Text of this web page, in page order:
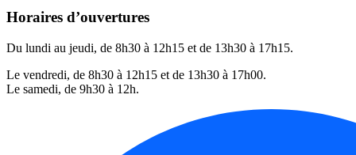
Horaires d’ouvertures
Du lundi au jeudi, de 8h30 à 12h15 et de 13h30 à 17h15.
Le vendredi, de 8h30 à 12h15 et de 13h30 à 17h00.
Le samedi, de 9h30 à 12h.